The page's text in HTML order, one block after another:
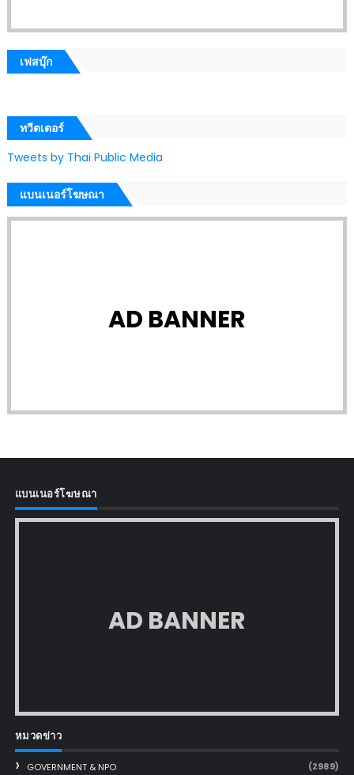
เฟสบุ๊ก
ทวีตเตอร์
Tweets by Thai Public Media
แบนเนอร์โฆษณา
AD BANNER
แบนเนอร์โฆษณา
AD BANNER
หมวดข่าว
GOVERNMENT & NPO (2989)